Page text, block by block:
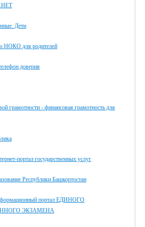
Дети
НОКО для родителей
доверия
грамотности - финансовая грамотность для
портал государственных услуг
Республики Башкортостан
портал ЕДИНОГО
ЭКЗАМЕНА